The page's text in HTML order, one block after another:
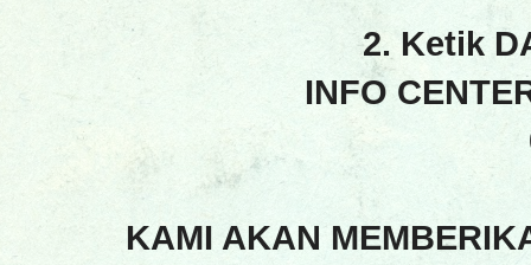
2. Ketik
INFO
KAMI AKAN